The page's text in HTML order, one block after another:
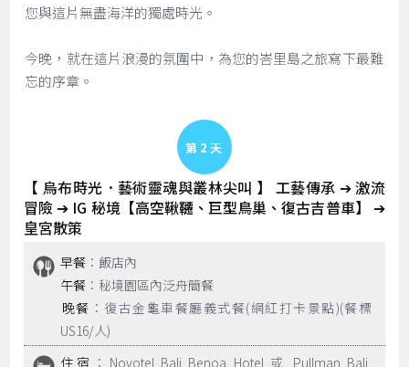
您與這片無盡海洋的獨處時光。
今晚，就在這片浪漫的氛圍中，為您的峇里島之旅寫下最難
忘的序章。
Day 2
【 烏布時光．藝術靈魂與叢林尖叫 】 工藝傳承 ➔ 激流
冒險 ➔ IG 秘境【高空鞦韆、巨型鳥巢、復古吉普車】 ➔
皇宮散策
早餐 ：飯店內
午餐 ：秘境園區內泛舟簡餐
晚餐 ：復古金龜車餐廳義式餐(網紅打卡景點)(餐標
US16/人)
住宿 ：Novotel Bali Benoa Hotel 或 Pullman Bali